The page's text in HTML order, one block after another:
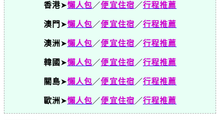
香港➤懶人包 ／便宜住宿 ／行程推薦
澳門 ➤懶人包 ／便宜住宿 ／行程推薦
澳洲 ➤懶人包 ／便宜住宿 ／行程推薦
韓國 ➤懶人包 ／便宜住宿 ／行程推薦
關島➤懶人包 ／便宜住宿 ／行程推薦
歐洲 ➤懶人包 ／便宜住宿 ／行程推薦